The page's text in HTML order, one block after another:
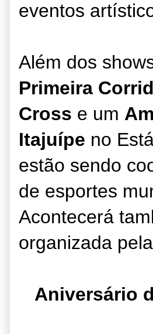
eventos
Além dos
Primeira
Cross e um
Itajuípe no
estão sendo
de esportes
Acontecerá
organizada
Aniversário